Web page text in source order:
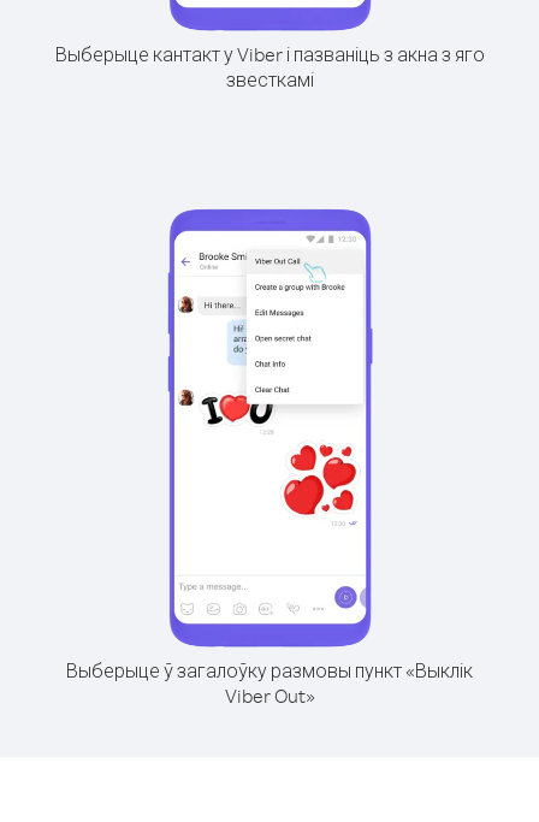
Выберыце кантакт у Viber і пазваніць з акна з яго
звесткамі
Выберыце ў загалоўку размовы пункт «Выклік
Viber Out»